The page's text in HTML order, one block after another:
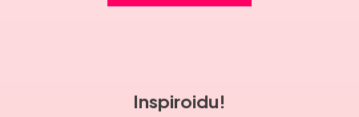
Inspiroidu!